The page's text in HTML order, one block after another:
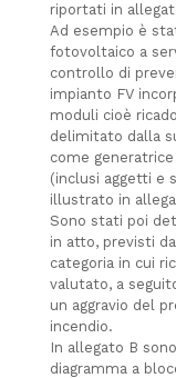
riportati in
Ad esempio è
fotovoltaico a
controllo di
impianto FV
moduli cioè
delimitato dalla
come
(inclusi aggetti e
illustrato in
Sono stati poi
in atto, previsti
categoria in cui
valutato, a
un aggravio del
incendio.
In allegato B
diagramma a